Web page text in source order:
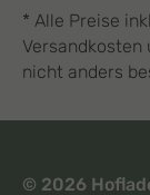
* Alle Preise
Versandkosten
nicht anders
© 2026